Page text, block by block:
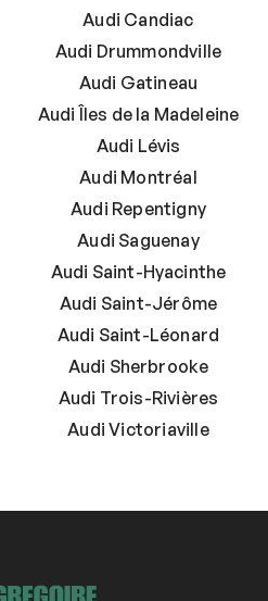
Audi Candiac
Audi Drummondville
Audi Gatineau
Audi Îles de la Madeleine
Audi Lévis
Audi Montréal
Audi Repentigny
Audi Saguenay
Audi Saint-Hyacinthe
Audi Saint-Jérôme
Audi Saint-Léonard
Audi Sherbrooke
Audi Trois-Rivières
Audi Victoriaville